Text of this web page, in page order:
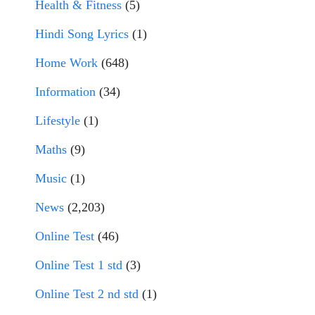
Health & Fitness (5)
Hindi Song Lyrics (1)
Home Work (648)
Information (34)
Lifestyle (1)
Maths (9)
Music (1)
News (2,203)
Online Test (46)
Online Test 1 std (3)
Online Test 2 nd std (1)